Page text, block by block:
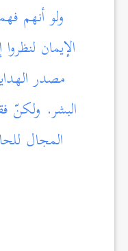
ولو أنهم
الإيمان
مصدر
البشر. ولكنّ
المجال